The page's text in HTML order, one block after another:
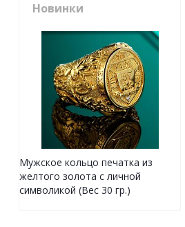
Новинки
Мужское кольцо печатка из
желтого золота с личной
символикой (Вес 30 гр.)